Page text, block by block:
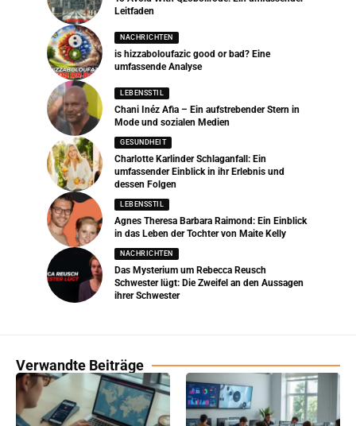
Leitfaden
NACHRICHTEN
is hizzaboloufazic good or bad? Eine
umfassende Analyse
LEBENSSTIL
Chani Inéz Afia – Ein aufstrebender Stern in
Mode und sozialen Medien
GESUNDHEIT
Charlotte Karlinder Schlaganfall: Ein
umfassender Einblick in ihr Erlebnis und
dessen Folgen
LEBENSSTIL
Agnes Theresa Barbara Raimond: Ein Einblick
in das Leben der Tochter von Maite Kelly
NACHRICHTEN
Das Mysterium um Rebecca Reusch
Schwester lügt: Die Zweifel an den Aussagen
ihrer Schwester
Verwandte Beiträge